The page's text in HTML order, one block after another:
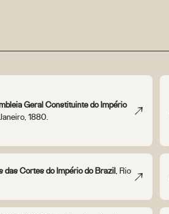
Geral Constituinte do Império
1880.
das Cortes do Império do Brazil, Rio